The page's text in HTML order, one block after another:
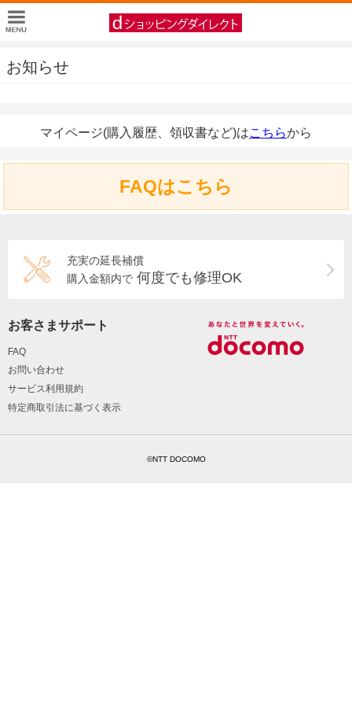
お知らせ
マイページ(購入履歴、領収書など)はこちらから
FAQはこちら
充実の延長補償
購入金額内で 何度でも修理OK
お客さまサポート
FAQ
お問い合わせ
サービス利用規約
特定商取引法に基づく表示
©NTT DOCOMO